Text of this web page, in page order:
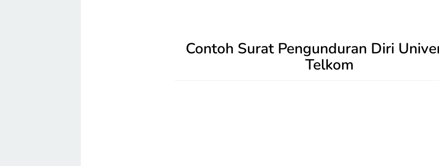
Contoh Surat Pengunduran Diri
Telkom